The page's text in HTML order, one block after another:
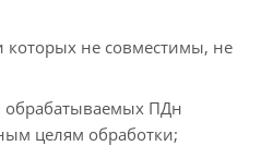
которых не совместимы, не
обрабатываемых ПДн
целям обработки;